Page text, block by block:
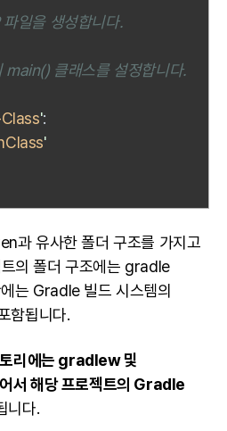
일을 생성합니다.
클래스를 설정합니다.
':
'
과 유사한 폴더 구조를 가지고
의 폴더 구조에는 gradle
는 Gradle 빌드 시스템의
함됩니다.
리에는 gradlew 및
서 해당 프로젝트의 Gradle
니다.